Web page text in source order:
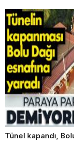
Tünel kapandı,